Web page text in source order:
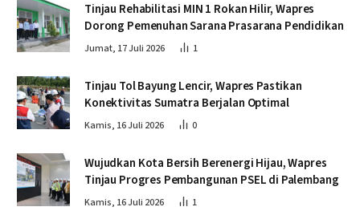
Tinjau Rehabilitasi MIN 1 Rokan Hilir, Wapres
Dorong Pemenuhan Sarana Prasarana Pendidikan
Jumat, 17 Juli 2026 1
Tinjau Tol Bayung Lencir, Wapres Pastikan
Konektivitas Sumatra Berjalan Optimal
Kamis, 16 Juli 2026 0
Wujudkan Kota Bersih Berenergi Hijau, Wapres
Tinjau Progres Pembangunan PSEL di Palembang
Kamis, 16 Juli 2026 1